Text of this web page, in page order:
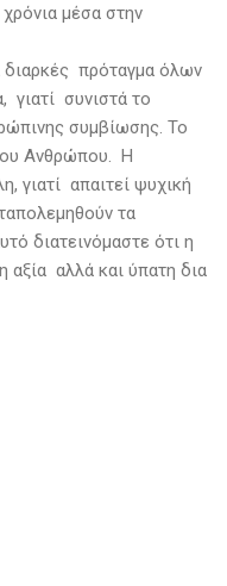
μέσα στην
διαρκές πρόταγμα όλων
γιατί συνιστά το
συμβίωσης. Το
Ανθρώπου. Η
γιατί απαιτεί ψυχική
τα
διατεινόμαστε ότι η
αξία αλλά και ύπατη δια